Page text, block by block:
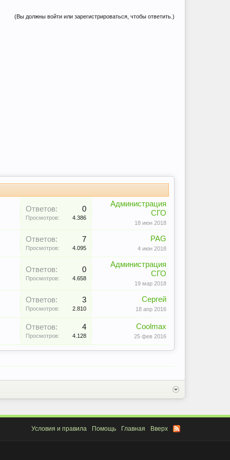
(Вы должны войти или зарегистрироваться, чтобы ответить.)
Ответов: 0
Просмотров: 4.386
Администрация
СГО
18 июн 2018
Ответов: 7
Просмотров: 4.095
PAG
4 июн 2018
Ответов: 0
Просмотров: 4.658
Администрация
СГО
19 мар 2018
Ответов: 3
Просмотров: 2.810
Сергей
18 апр 2016
Ответов: 4
Просмотров: 4.128
Coolmax
25 фев 2016
Условия и правила Помощь Главная Вверх